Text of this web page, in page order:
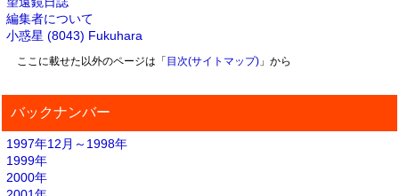
編集者について
小惑星 (8043) Fukuhara
ここに載せた以外のページは「 目次(サイトマップ)」から
バックナンバー
1997年12月～1998年
1999年
2000年